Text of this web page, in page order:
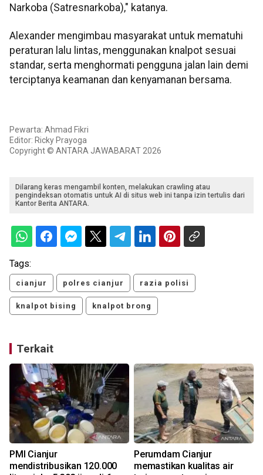
Narkoba (Satresnarkoba)," katanya.
Alexander mengimbau masyarakat untuk mematuhi
peraturan lalu lintas, menggunakan knalpot sesuai
standar, serta menghormati pengguna jalan lain demi
terciptanya keamanan dan kenyamanan bersama.
Pewarta: Ahmad Fikri
Editor: Ricky Prayoga
Copyright © ANTARA JAWABARAT 2026
Dilarang keras mengambil konten, melakukan crawling atau
pengindeksan otomatis untuk AI di situs web ini tanpa izin tertulis dari
Kantor Berita ANTARA.
Tags:
cianjur polres cianjur razia polisi
knalpot bising knalpot brong
Terkait
PMI Cianjur
mendistribusikan 120.000
Perumdam Cianjur
memastikan kualitas air